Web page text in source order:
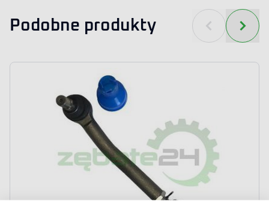
Podobne produkty